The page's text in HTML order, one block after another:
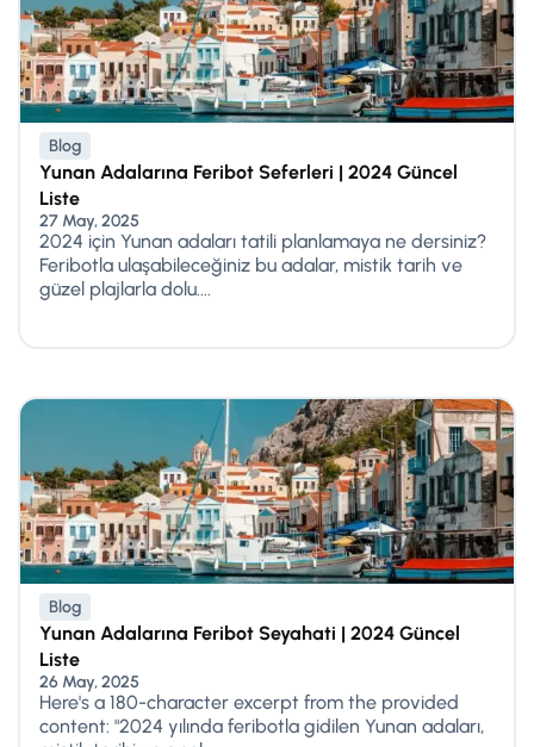
Blog
Yunan Adalarına Feribot Seferleri | 2024 Güncel
Liste
27 May, 2025
2024 için Yunan adaları tatili planlamaya ne dersiniz?
Feribotla ulaşabileceğiniz bu adalar, mistik tarih ve
güzel plajlarla dolu....
Blog
Yunan Adalarına Feribot Seyahati | 2024 Güncel
Liste
26 May, 2025
Here's a 180-character excerpt from the provided
content: "2024 yılında feribotla gidilen Yunan adaları,